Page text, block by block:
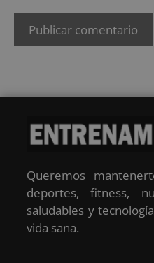
Queremos
deportes, fitness,
saludables y
vida sana.